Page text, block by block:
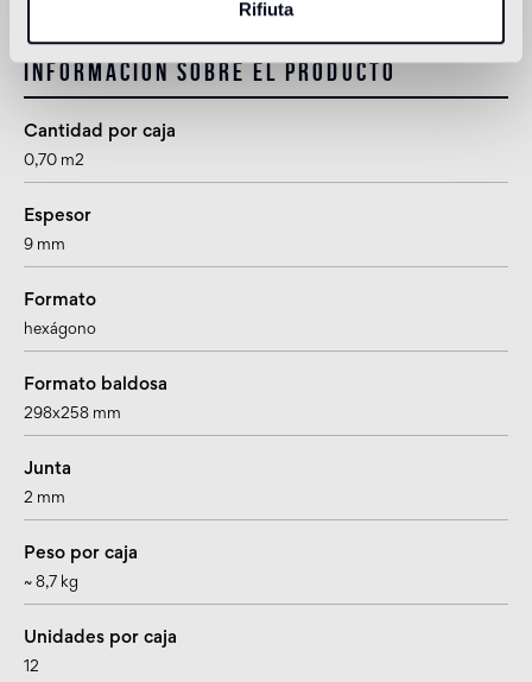
Rifiuta
Información sobre el producto
Cantidad por caja
0,70 m2
Espesor
9 mm
Formato
hexágono
Formato baldosa
298x258 mm
Junta
2 mm
Peso por caja
~ 8,7 kg
Unidades por caja
12